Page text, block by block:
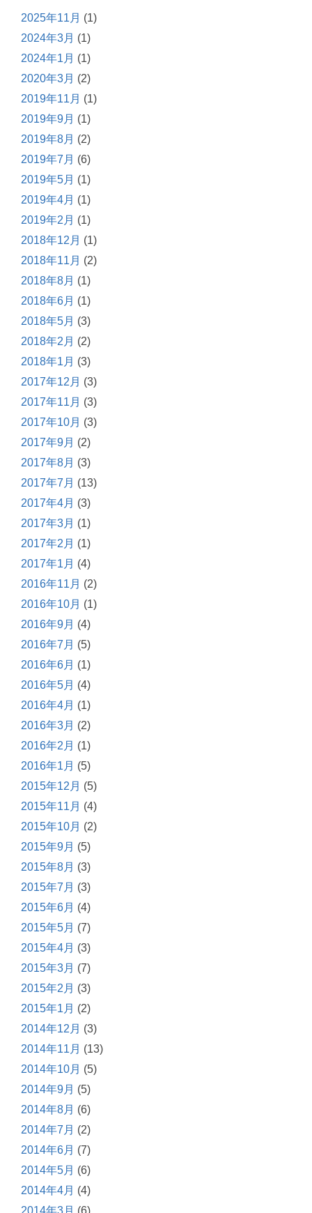
2025年11月 (1)
2024年3月 (1)
2024年1月 (1)
2020年3月 (2)
2019年11月 (1)
2019年9月 (1)
2019年8月 (2)
2019年7月 (6)
2019年5月 (1)
2019年4月 (1)
2019年2月 (1)
2018年12月 (1)
2018年11月 (2)
2018年8月 (1)
2018年6月 (1)
2018年5月 (3)
2018年2月 (2)
2018年1月 (3)
2017年12月 (3)
2017年11月 (3)
2017年10月 (3)
2017年9月 (2)
2017年8月 (3)
2017年7月 (13)
2017年4月 (3)
2017年3月 (1)
2017年2月 (1)
2017年1月 (4)
2016年11月 (2)
2016年10月 (1)
2016年9月 (4)
2016年7月 (5)
2016年6月 (1)
2016年5月 (4)
2016年4月 (1)
2016年3月 (2)
2016年2月 (1)
2016年1月 (5)
2015年12月 (5)
2015年11月 (4)
2015年10月 (2)
2015年9月 (5)
2015年8月 (3)
2015年7月 (3)
2015年6月 (4)
2015年5月 (7)
2015年4月 (3)
2015年3月 (7)
2015年2月 (3)
2015年1月 (2)
2014年12月 (3)
2014年11月 (13)
2014年10月 (5)
2014年9月 (5)
2014年8月 (6)
2014年7月 (2)
2014年6月 (7)
2014年5月 (6)
2014年4月 (4)